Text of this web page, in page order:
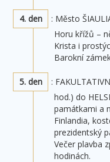
4. den : Město
Horu křížů –
Krista i
Barokní
5. den
:
hod.) do
památkami a
Finlandia,
prezidentský
Večer plavba
hodinách.